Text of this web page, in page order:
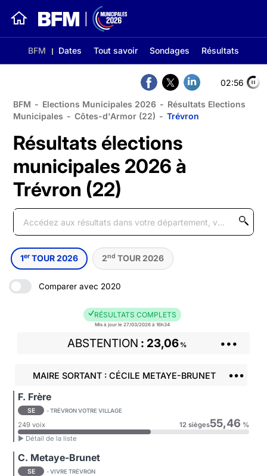
BFM Dates Tout savoir Sondages Résultats
02:56
BFM - Elections Municipales 2026 - Résultats Elections
Municipales - Côtes-d'Armor (22) - Trévron
Résultats élections
municipales 2026 à
Trévron (22)
1er TOUR 2026 2nd TOUR 2026
Comparer avec 2020
RÉSULTATS COMPLETS
Mis à jour le 27/03/2026 à 16h34
ABSTENTION 23,06 % •••
MAIRE SORTANT : CÉCILE METAYE-BRUNET •••
F. Frère
SE - TRÉVRON VOTRE VILLAGE
249 voix 12 sièges55,46 %
► Détail de la liste
C. Metaye-Brunet
SE - VIVRE TRÉVRON